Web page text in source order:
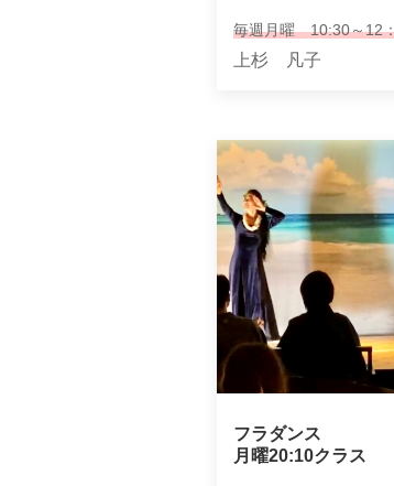
毎週月曜 10:30～12
上杉 凡子
フラダンス
月曜20:10クラス